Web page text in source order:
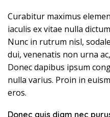
Curabitur maximus
iaculis ex vitae nulla
Nunc in rutrum nisl,
dui, venenatis non urna
Donec dapibus ipsum
nulla varius. Proin in
eros.
Donec quis diam nec